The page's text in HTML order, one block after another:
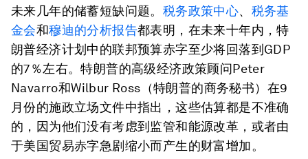
未来几年的储蓄短缺问题。 税务政策中心、 税务基
金会和穆迪的分析报告都表明，在未来十年内，特
朗普经济计划中的联邦预算赤字至少将回落到GDP
的7％左右。特朗普的高级经济政策顾问Peter
Navarro和Wilbur Ross（特朗普的商务秘书）在9
月份的施政立场文件中指出，这些估算都是不准确
的，因为他们没有考虑到监管和能源改革，或者由
于美国贸易赤字急剧缩小而产生的财富增加。